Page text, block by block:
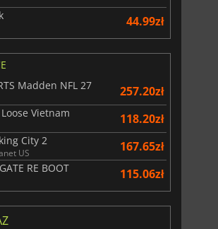
44.99zł
Madden NFL 27
257.20zł
Vietnam 118.20zł
City 2
US 167.65zł
RE BOOT 115.06zł